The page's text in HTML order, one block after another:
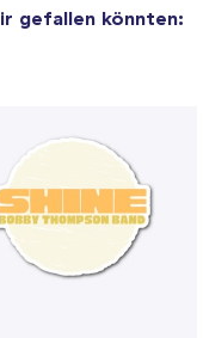
gefallen könnten: